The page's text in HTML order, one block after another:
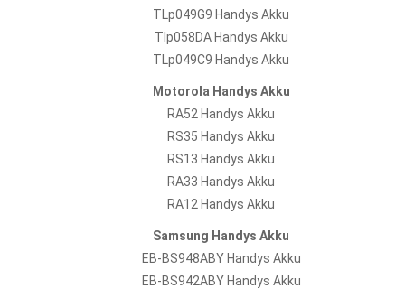
TLp049G9 Handys Akku
Tlp058DA Handys Akku
TLp049C9 Handys Akku
Motorola Handys Akku
RA52 Handys Akku
RS35 Handys Akku
RS13 Handys Akku
RA33 Handys Akku
RA12 Handys Akku
Samsung Handys Akku
EB-BS948ABY Handys Akku
EB-BS942ABY Handys Akku